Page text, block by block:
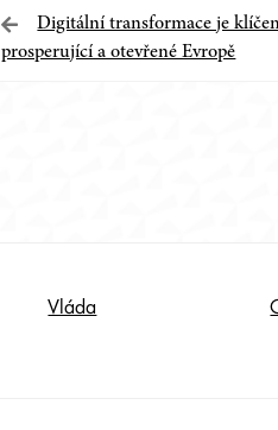
Navigace
pro
Digitální transformace je
prosperující a otevřené Evropě
Vláda